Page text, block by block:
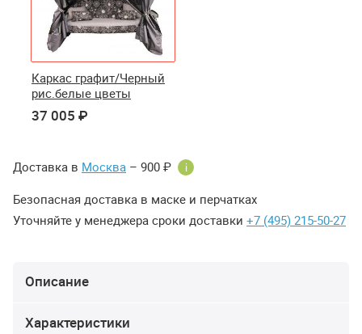
Каркас графит/Черный
рис.белые цветы
37 005 ₽
Доставка в Москва – 900 ₽ i
Безопасная доставка в маске и перчатках
Уточняйте у менеджера сроки доставки +7 (495) 215-50-27
Описание
Характеристики